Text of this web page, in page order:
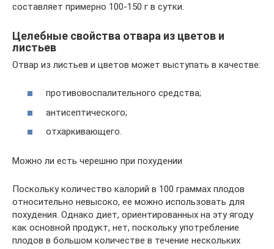
составляет примерно 100-150 г в сутки.
Целебные свойства отвара из цветов и
листьев
Отвар из листьев и цветов может выступать в качестве:
противовоспалительного средства;
антисептического;
отхаркивающего.
Можно ли есть черешню при похудении
Поскольку количество калорий в 100 граммах плодов
относительно невысоко, ее можно использовать для
похудения. Однако диет, ориентированных на эту ягоду
как основной продукт, нет, поскольку употребление
плодов в большом количестве в течение нескольких